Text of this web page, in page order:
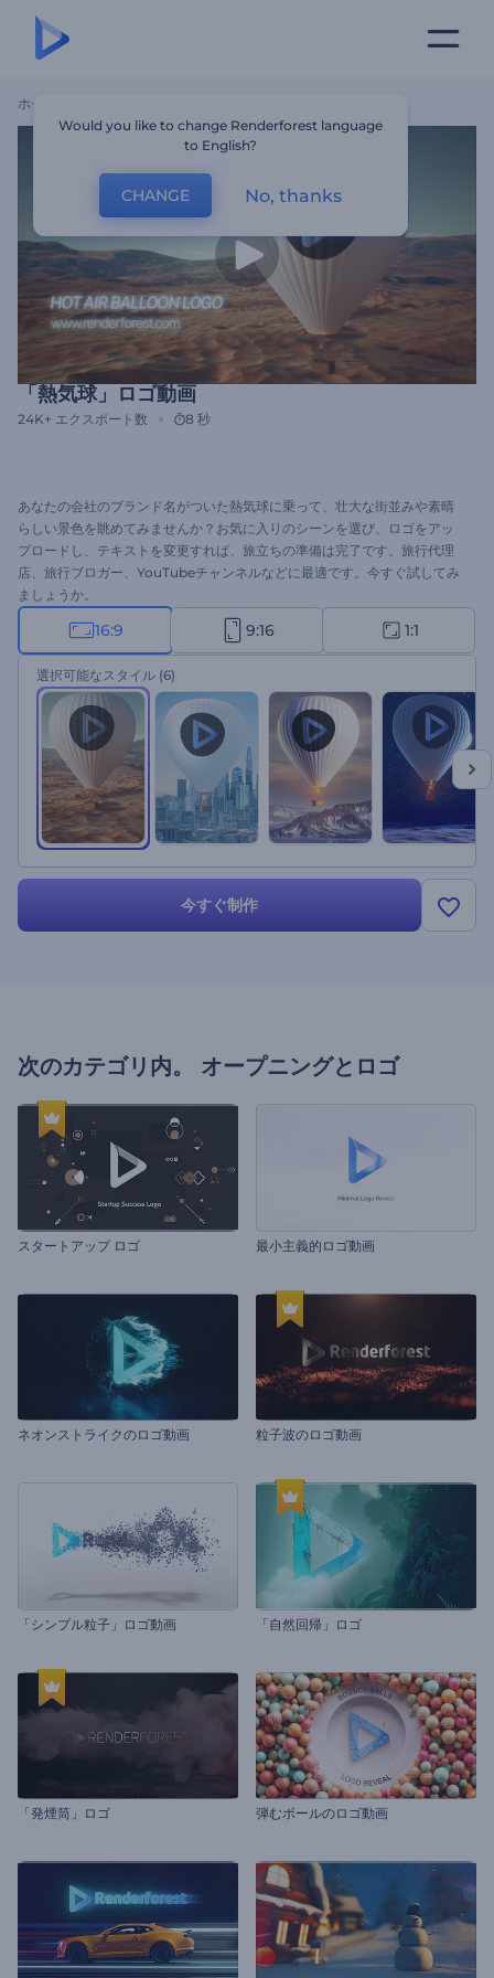
ホーム
「熱気球」ロゴ動画
24K+ エクスポート数 8 秒
あなたの会社のブランド名がついた熱気球に乗って、壮大な街並みや素晴
らしい景色を眺めてみませんか？お気に入りのシーンを選び、ロゴをアッ
プロードし、テキストを変更すれば、旅立ちの準備は完了です。旅行代理
店、旅行ブロガー、YouTubeチャンネルなどに最適です。今すぐ試してみ
ましょうか。
16:9 9:16 1:1
選択可能なスタイル (6)
今すぐ制作
次のカテゴリ内。 オープニングとロゴ
スタートアップ ロゴ 最小主義的ロゴ動画
ネオンストライクのロゴ動画 粒子波のロゴ動画
「シンプル粒子」ロゴ動画 「自然回帰」ロゴ
「発煙筒」ロゴ 弾むボールのロゴ動画
Would you like to change Renderforest language
to English?
CHANGE No, thanks